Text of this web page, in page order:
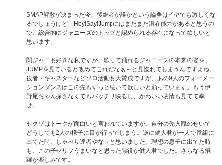
SMAP解散が決まった今、後継者が誰かという論争はイヤでも激しくな
るでしょうけど、Hey!Say!Jumpにはまだまだ潜在能力があると思うの
で、総合的にジャニーズのトップと認められる存在になって欲しいと
思います。
関ジャニも好きな私ですが、歌って踊れるジャニーズの本来の姿を、
JUMPを見ていると改めてこれだなぁ～と見惚れてしまうんですよね。
役者・キャスターなどソロ活動も大賛成ですが、あの9人のフォーメー
ションダンスはこの先もずっと続いて欲しいと願っています。もう伊
野尾ちゃん探さなくてもバッチリ映るし、かわいい表情も見てて幸
せ。
セクゾはトークが面白いと言われていますが、自分の先入観のせいで
どうしても2人の様子に目が行ってしまう。逆に健人君が一人で番組に
出てた時、しゃべり達者やな～と思いました。理想の息子に出てた時
も、この子セリフうまいなと思った脇役が健人君でした。さらなる飛
躍が楽しみです。